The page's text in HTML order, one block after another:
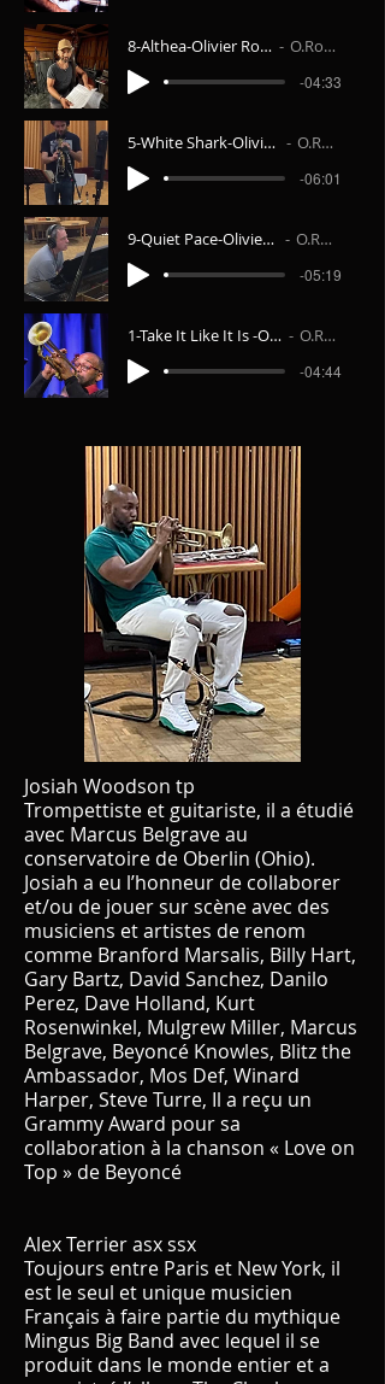
8-Althea-Olivier Robin Quintet 4 O.Robin 5tet
-04:33
5-White Shark-Olivier Robin Quintet O.Robin (tet
-06:01
9-Quiet Pace-Olivier Robin Quintet 1 O.Robin 5tet
-05:19
1-Take It Like It Is -Olivier Robin Quintet O.Robin 5tet
-04:44
Josiah Woodson tp
Trompettiste et guitariste, il a étudié
avec Marcus Belgrave au
conservatoire de Oberlin (Ohio).
Josiah a eu l’honneur de collaborer
et/ou de jouer sur scène avec des
musiciens et artistes de renom
comme Branford Marsalis, Billy Hart,
Gary Bartz, David Sanchez, Danilo
Perez, Dave Holland, Kurt
Rosenwinkel, Mulgrew Miller, Marcus
Belgrave, Beyoncé Knowles, Blitz the
Ambassador, Mos Def, Winard
Harper, Steve Turre, Il a reçu un
Grammy Award pour sa
collaboration à la chanson « Love on
Top » de Beyoncé
Alex Terrier asx ssx
Toujours entre Paris et New York, il
est le seul et unique musicien
Français à faire partie du mythique
Mingus Big Band avec lequel il se
produit dans le monde entier et a